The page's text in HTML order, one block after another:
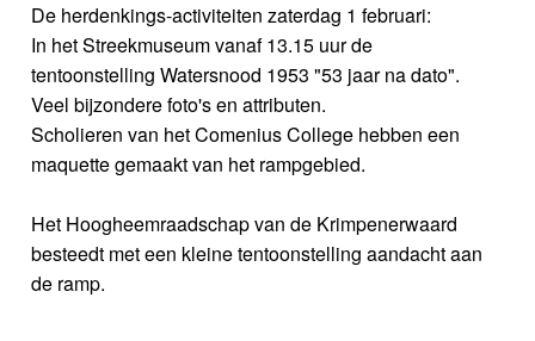
De herdenkings-activiteiten zaterdag 1 februari:
In het Streekmuseum vanaf 13.15 uur de
tentoonstelling Watersnood 1953 "53 jaar na dato".
Veel bijzondere foto's en attributen.
Scholieren van het Comenius College hebben een
maquette gemaakt van het rampgebied.
Het Hoogheemraadschap van de Krimpenerwaard
besteedt met een kleine tentoonstelling aandacht aan
de ramp.